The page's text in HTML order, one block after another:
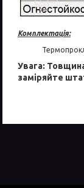
Комплектація:
Увага:
заміряйте